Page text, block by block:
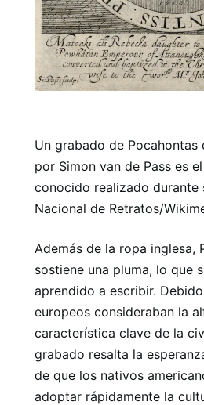
Un grabado de Pocahontas
por Simon van de Pass es
conocido realizado durante
Nacional de Retratos/
Además de la ropa inglesa,
sostiene una pluma, lo que
aprendido a escribir.
europeos consideraban la
característica clave de la
grabado resalta la
de que los nativos
adoptar rápidamente la